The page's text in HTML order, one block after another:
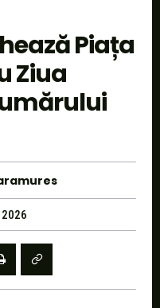
Piața
Ziua